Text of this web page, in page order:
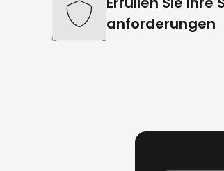
anforderungen